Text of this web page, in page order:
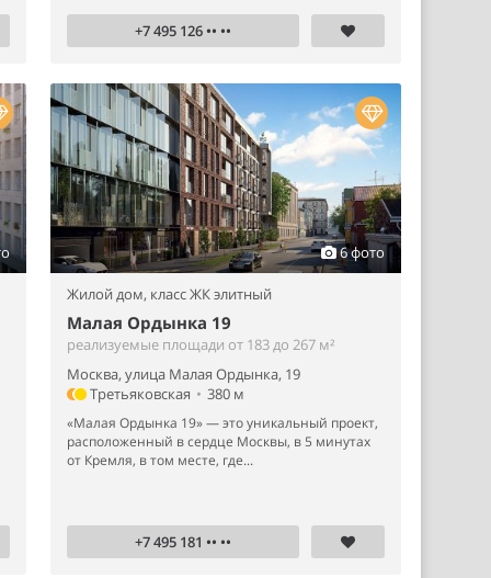
+7 495 126 •• ••
6 фото
Жилой дом, класс ЖК элитный
Малая Ордынка 19
реализуемые площади от 183 до 267 м²
Москва, улица Малая Ордынка, 19
Третьяковская • 380 м
«Малая Ордынка 19» — это уникальный проект,
расположенный в сердце Москвы, в 5 минутах
от Кремля, в том месте, где...
+7 495 181 •• ••